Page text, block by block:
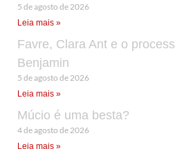
5 de agosto de 2026
Leia mais »
Favre, Clara Ant e o
Benjamin
5 de agosto de 2026
Leia mais »
Múcio é uma besta?
4 de agosto de 2026
Leia mais »